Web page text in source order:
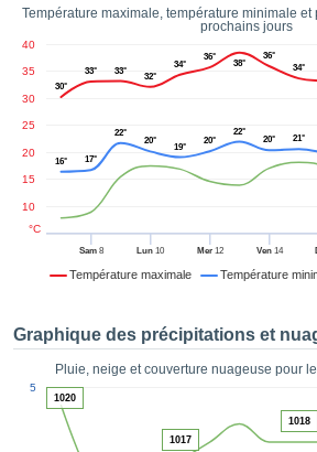
des
en
les
:
ACCEPTER
Température maximale, température minimale
prochains jours
Température maximale Température
Sam8 Lun 10 Mer12 Ven14
10
15
20
25
30
35
40
°C
30°
33° 33°
32°
34°
36°
38°
36°
34°
16° 17°
22°
20°
19°
20°
22°
20° 21°
Graphique des précipitations et
Pluie, neige et couverture nuageuse pour
5
1020
1017
1018